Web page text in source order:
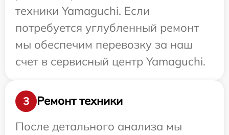
техники Yamaguchi. Если
потребуется углубленный ремонт
мы обеспечим перевозку за наш
счет в сервисный центр Yamaguchi.
3
Ремонт техники
После детального анализа мы